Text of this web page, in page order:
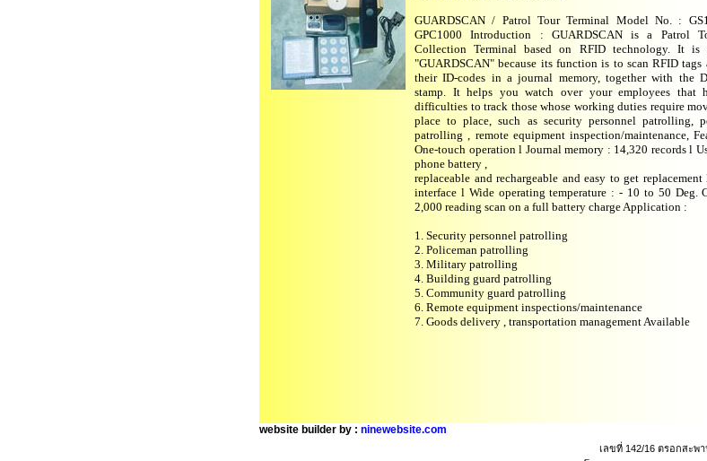
GUARDSCAN / Patrol Tour Terminal Model No. :
GPC1000 Introduction : GUARDSCAN is a Patrol
Collection Terminal based on RFID technology. It is
"GUARDSCAN" because its function is to scan RFID tags
their ID-codes in a journal memory, together with the
stamp. It helps you watch over your employees that
difficulties to track those whose working duties require
place to place, such as security personnel patrolling,
patrolling , remote equipment inspection/maintenance,
One-touch operation l Journal memory : 14,320 records l
phone battery ,
replaceable and rechargeable and easy to get replacement
interface l Wide operating temperature : - 10 to 50 Deg.
2,000 reading scan on a full battery charge Application :
1. Security personnel patrolling
2. Policeman patrolling
3. Military patrolling
4. Building guard patrolling
5. Community guard patrolling
6. Remote equipment inspections/maintenance
7. Goods delivery , transportation management Available
website builder by : ninewebsite.com
เลขที่ 142/16 ตรอกสะพ